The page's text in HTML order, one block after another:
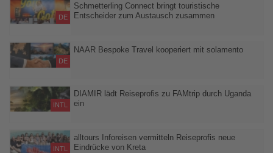
DE
Schmetterling Connect bringt touristische
Entscheider zum Austausch zusammen
persönliche Begegnungen und regionale Erlebnisse
DE
NAAR Bespoke Travel kooperiert mit solamento
maßgeschneiderten Fernreisen und flexiblen Planungsmodellen
INTL
DIAMIR lädt Reiseprofis zu FAMtrip durch Uganda
ein
sowie Safaris aus erster Hand
INTL
alltours Inforeisen vermitteln Reiseprofis neue
Eindrücke von Kreta